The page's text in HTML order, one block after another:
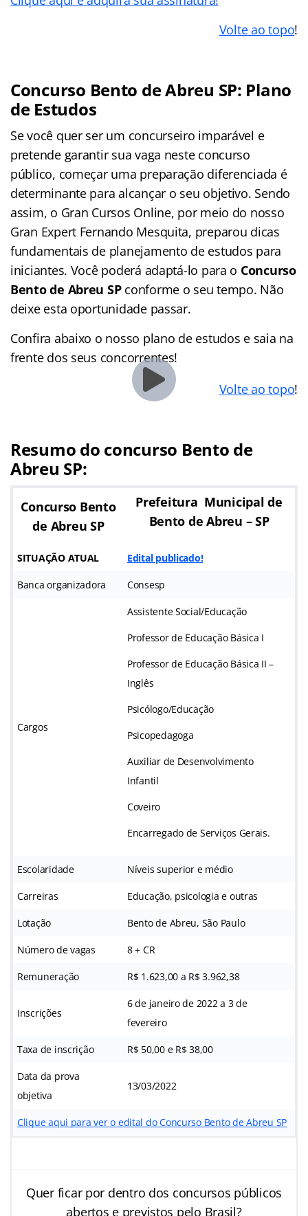
Volte ao topo!
Concurso Bento de Abreu SP: Plano
de Estudos
Se você quer ser um concurseiro imparável e
pretende garantir sua vaga neste concurso
público, começar uma preparação diferenciada é
determinante para alcançar o seu objetivo. Sendo
assim, o Gran Cursos Online, por meio do nosso
Gran Expert Fernando Mesquita, preparou dicas
fundamentais de planejamento de estudos para
iniciantes. Você poderá adaptá-lo para o Concurso
Bento de Abreu SPconforme o seu tempo. Não
deixe esta oportunidade passar.
Confira abaixo o nosso plano de estudos e saia na
frente dos seus concorrentes!
Volte ao topo!
Resumo do concurso Bento de
Abreu SP:
Concurso Bento
de Abreu SP
Prefeitura Municipal de
Bento de Abreu – SP
SITUAÇÃO ATUAL Edital publicado!
Banca organizadora Consesp
Cargos
Assistente Social/Educação
Professor de Educação Básica I
Professor de Educação Básica II –
Inglês
Psicólogo/Educação
Psicopedagoga
Auxiliar de Desenvolvimento
Infantil
Coveiro
Encarregado de Serviços Gerais.
Escolaridade Níveis superior e médio
Carreiras Educação, psicologia e outras
Lotação Bento de Abreu, São Paulo
Número de vagas 8 + CR
Remuneração R$ 1.623,00 a R$ 3.962,38
Inscrições
6 de janeiro de 2022 a 3 de
fevereiro
Taxa de inscrição R$ 50,00 e R$ 38,00
Data da prova
objetiva
13/03/2022
Clique aqui para ver o edital do Concurso Bento de Abreu SP
Quer ficar por dentro dos concursos públicos
abertos e previstos pelo Brasil?